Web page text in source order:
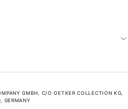
GMBH, C/O OETKER COLLECTION KG,
GERMANY